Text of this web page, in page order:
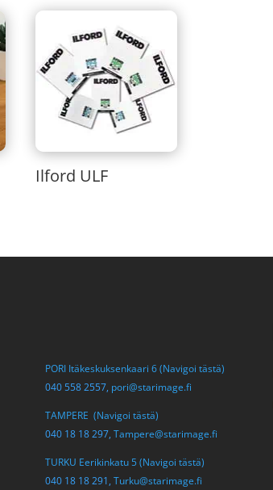
Ilford ULF
PORI Itäkeskuksenkaari 6 (Navigoi tästä)
040 558 2557, pori@starimage.fi
TAMPERE (Navigoi tästä)
040 18 18 297, Tampere@starimage.fi
TURKU Eerikinkatu 5 (Navigoi tästä)
040 18 18 291, Turku@starimage.fi